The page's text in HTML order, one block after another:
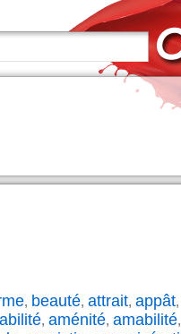
, beauté, attrait, appât,
, aménité, amabilité,